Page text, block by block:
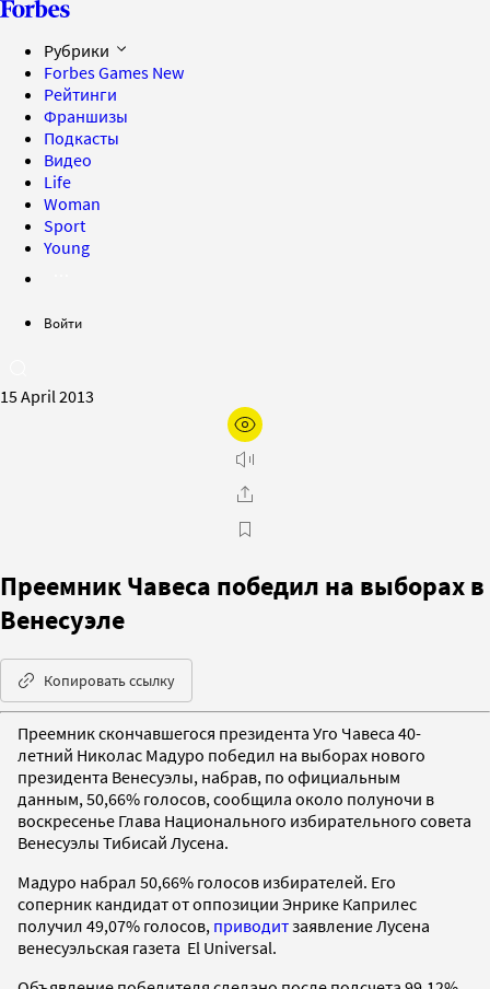
Рубрики
Forbes Games New
Рейтинги
Франшизы
Подкасты
Видео
Life
Woman
Sport
Young
Войти
15 April 2013
Преемник Чавеса победил на выборах в
Венесуэле
Копировать ссылку
Преемник скончавшегося президента Уго Чавеса 40-
летний Николас Мадуро победил на выборах нового
президента Венесуэлы, набрав, по официальным
данным, 50,66% голосов, сообщила около полуночи в
воскресенье Глава Национального избирательного совета
Венесуэлы Тибисай Лусена.
Мадуро набрал 50,66% голосов избирателей. Его
соперник кандидат от оппозиции Энрике Каприлес
получил 49,07% голосов, приводитзаявление Лусена
венесуэльская газета El Universal.